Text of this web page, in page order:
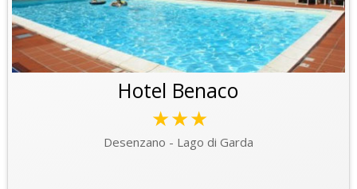
Hotel Benaco
★★★
Desenzano - Lago di Garda